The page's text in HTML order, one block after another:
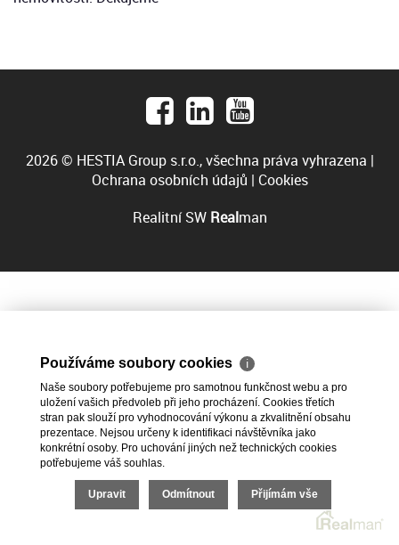
2026 © HESTIA Group s.r.o., všechna práva vyhrazena |
Ochrana osobních údajů | Cookies
Realitní SW Realman
Používáme soubory cookies ℹ
Naše soubory potřebujeme pro samotnou funkčnost webu a pro
uložení vašich předvoleb při jeho procházení. Cookies třetích
stran pak slouží pro vyhodnocování výkonu a zkvalitnění obsahu
prezentace. Nejsou určeny k identifikaci návštěvníka jako
konkrétní osoby. Pro uchování jiných než technických cookies
potřebujeme váš souhlas.
Upravit Odmítnout Přijímám vše